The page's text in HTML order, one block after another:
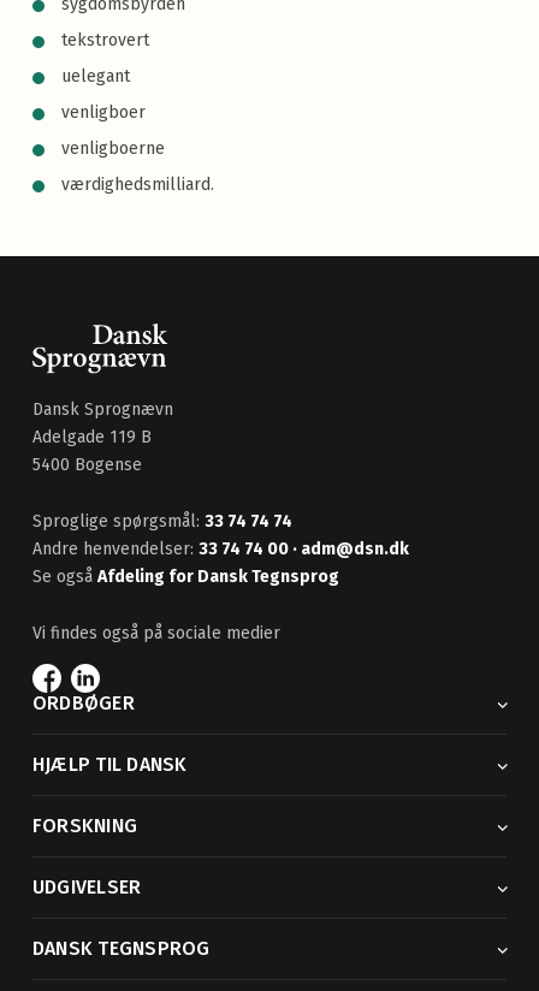
sygdomsbyrden
tekstrovert
uelegant
venligboer
venligboerne
værdighedsmilliard.
Dansk Sprognævn
Adelgade 119 B
5400 Bogense
Sproglige spørgsmål: 33 74 74 74
Andre henvendelser: 33 74 74 00 · adm@dsn.dk
Se også Afdeling for Dansk Tegnsprog
Vi findes også på sociale medier
ORDBØGER
HJÆLP TIL DANSK
FORSKNING
UDGIVELSER
DANSK TEGNSPROG